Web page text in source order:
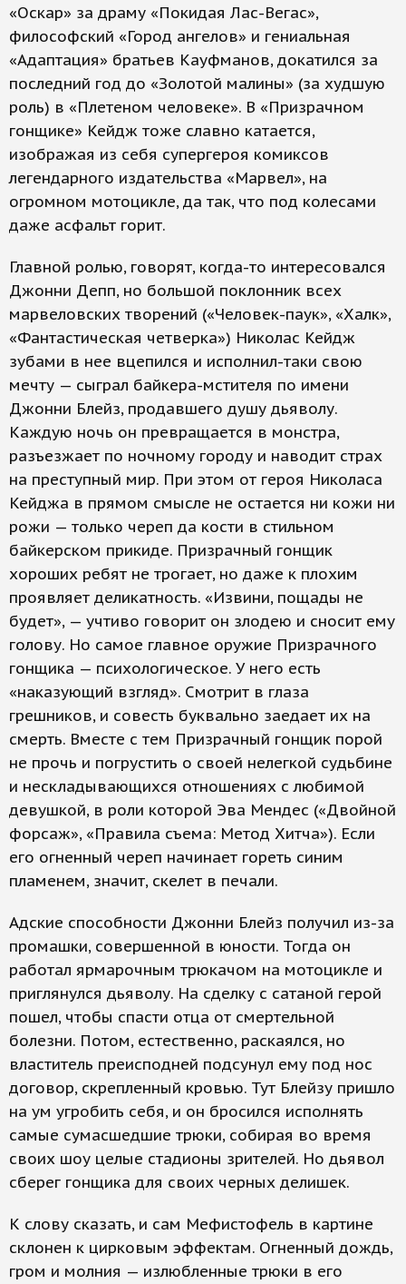
«Оскар» за драму «Покидая Лас-Вегас»,
философ­ский «Город ангелов» и гениальная
«Адаптация» братьев Кауфманов, докатился за
последний год до «Золотой малины» (за худшую
роль) в «Плетеном человеке». В «Призрачном
гонщике» Кейдж тоже славно катается,
изображая из себя супергероя комиксов
легендарного издательства «Марвел», на
огромном мотоцикле, да так, что под колесами
даже асфальт горит.
Главной ролью, говорят, когда-то интересовался
Джонни Депп, но большой поклонник всех
марвеловских творений («Человек-паук», «Халк»,
«Фантастическая четверка») Николас Кейдж
зубами в нее вцепился и исполнил-таки свою
мечту — сыграл байкера-мстителя по имени
Джонни Блейз, продавшего душу дьяволу.
Каждую ночь он превращается в монст­ра,
разъезжает по ночному городу и наводит страх
на преступный мир. При этом от героя Николаса
Кейджа в прямом смысле не остается ни кожи ни
рожи — только череп да кости в стильном
байкерском прикиде. Призрачный гонщик
хороших ребят не трогает, но даже к плохим
проявляет деликатность. «Извини, пощады не
будет», — учтиво говорит он злодею и сносит ему
голову. Но самое главное оружие Призрачного
гонщика — психологическое. У него есть
«наказующий взгляд». Смотрит в глаза
грешников, и совесть буквально заедает их на
смерть. Вместе с тем Призрачный гонщик порой
не прочь и погрустить о своей нелегкой судьбине
и нескладывающихся отношениях с любимой
девушкой, в роли которой Эва Мендес («Двойной
форсаж», «Правила съема: Метод Хитча»). Если
его огненный череп начинает гореть синим
пламенем, значит, скелет в печали.
Адские способности Джонни Блейз получил из-за
промашки, совершенной в юности. Тогда он
работал ярмарочным трюкачом на мотоцикле и
приглянулся дьяволу. На сделку с сатаной герой
пошел, чтобы спасти отца от смертельной
болезни. Потом, естественно, раскаялся, но
властитель преисподней подсунул ему под нос
договор, скрепленный кровью. Тут Блейзу пришло
на ум угробить себя, и он бросился исполнять
самые сумасшедшие трюки, собирая во время
своих шоу целые стадионы зрителей. Но дьявол
сберег гонщика для своих черных делишек.
К слову сказать, и сам Мефистофель в картине
склонен к цирковым эффектам. Огненный дождь,
гром и молния — излюбленные трюки в его